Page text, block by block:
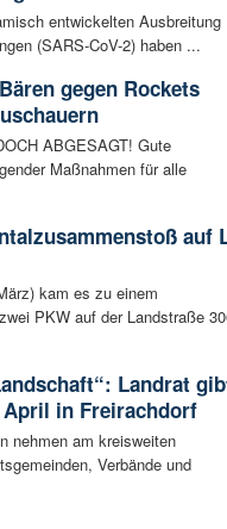
entwickelten Ausbreitung
(SARS-CoV-2) haben ...
gegen Rockets
ABGESAGT! Gute
Maßnahmen für alle
auf
kam es zu einem
PKW auf der Landstraße
Landrat
in Freirachdorf
nehmen am kreisweiten
Verbände und